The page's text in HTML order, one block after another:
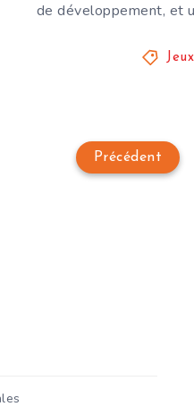
de développement, et
Précédent